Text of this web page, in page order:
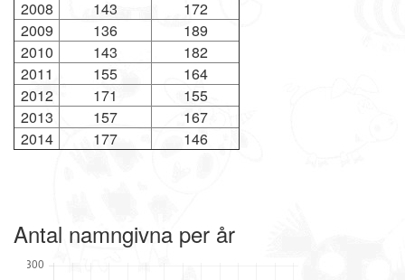
2008
143
172
2009
136
189
2010
143
182
2011
155
164
2012
171
155
2013
157
167
2014
177 146
Antal namngivna per år